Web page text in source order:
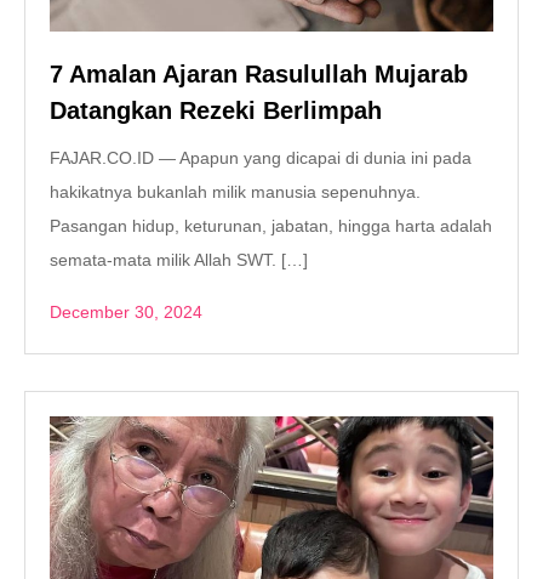
7 Amalan Ajaran Rasulullah Mujarab
Datangkan Rezeki Berlimpah
FAJAR.CO.ID — Apapun yang dicapai di dunia ini pada
hakikatnya bukanlah milik manusia sepenuhnya.
Pasangan hidup, keturunan, jabatan, hingga harta adalah
semata-mata milik Allah SWT. […]
December 30, 2024